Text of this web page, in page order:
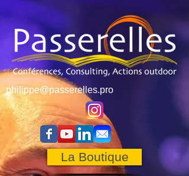
philippe@passerelles.pro
La Boutique